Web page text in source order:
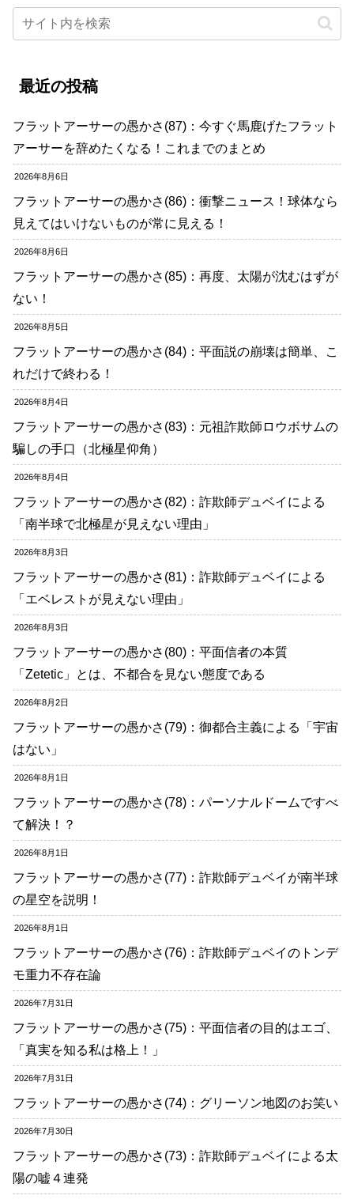
最近の投稿
フラットアーサーの愚かさ(87)：今すぐ馬鹿げたフラット
アーサーを辞めたくなる！これまでのまとめ
2026年8月6日
フラットアーサーの愚かさ(86)：衝撃ニュース！球体なら
見えてはいけないものが常に見える！
2026年8月6日
フラットアーサーの愚かさ(85)：再度、太陽が沈むはずが
ない！
2026年8月5日
フラットアーサーの愚かさ(84)：平面説の崩壊は簡単、こ
れだけで終わる！
2026年8月4日
フラットアーサーの愚かさ(83)：元祖詐欺師ロウボサムの
騙しの手口（北極星仰角）
2026年8月4日
フラットアーサーの愚かさ(82)：詐欺師デュベイによる
「南半球で北極星が見えない理由」
2026年8月3日
フラットアーサーの愚かさ(81)：詐欺師デュベイによる
「エベレストが見えない理由」
2026年8月3日
フラットアーサーの愚かさ(80)：平面信者の本質
「Zetetic」とは、不都合を見ない態度である
2026年8月2日
フラットアーサーの愚かさ(79)：御都合主義による「宇宙
はない」
2026年8月1日
フラットアーサーの愚かさ(78)：パーソナルドームですべ
て解決！？
2026年8月1日
フラットアーサーの愚かさ(77)：詐欺師デュベイが南半球
の星空を説明！
2026年8月1日
フラットアーサーの愚かさ(76)：詐欺師デュベイのトンデ
モ重力不存在論
2026年7月31日
フラットアーサーの愚かさ(75)：平面信者の目的はエゴ、
「真実を知る私は格上！」
2026年7月31日
フラットアーサーの愚かさ(74)：グリーソン地図のお笑い
2026年7月30日
フラットアーサーの愚かさ(73)：詐欺師デュベイによる太
陽の嘘４連発